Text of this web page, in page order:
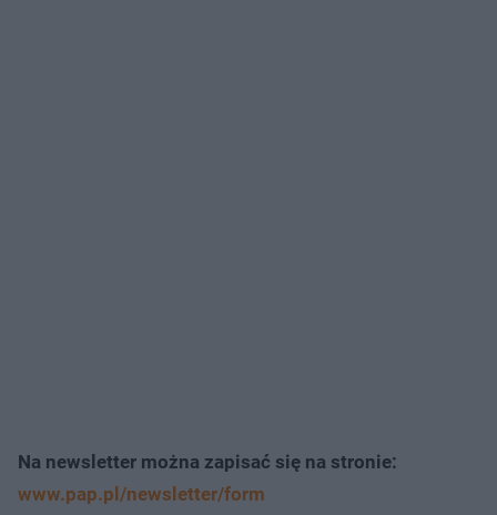
Na newsletter można zapisać się na stronie:
www.pap.pl/newsletter/form